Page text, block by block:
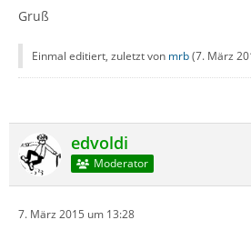
Gruß
Einmal editiert, zuletzt von mrb(7. März
edvoldi
Moderator
7. März 2015 um 13:28